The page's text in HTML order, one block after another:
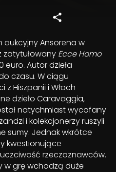
aukcyjny Ansorena w
zatytułowany Ecce Homo
euro. Autor dzieła
czasu. W ciągu
z Hiszpanii i Włoch
dzieło Caravaggia,
natychmiast wycofany
i kolekcjonerzy ruszyli
sumy. Jednak wkrótce
kwestionujące
rzeczoznawców.
w grę wchodzą duże